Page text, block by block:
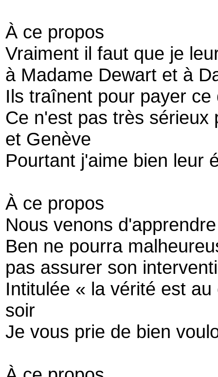
À ce propos
Vraiment il faut que je
à Madame Dewart et à
Ils traînent pour payer ce
Ce n'est pas très sérieux
et Genève
Pourtant j'aime bien leur
À ce propos
Nous venons
Ben ne pourra
pas assurer son
Intitulée « la vérité est
soir
Je vous prie de bien